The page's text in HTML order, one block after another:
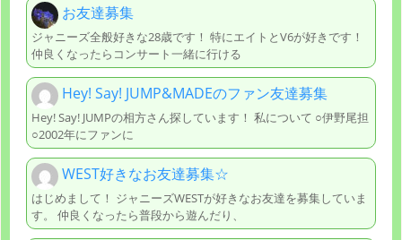
お友達募集
ジャニーズ全般好きな28歳です！ 特にエイトとV6が好きです！
仲良くなったらコンサート一緒に行ける
Hey! Say! JUMP&MADEのファン友達募集
Hey! Say! JUMPの相方さん探しています！ 私について ○伊野尾担
○2002年にファンに
WEST好きなお友達募集☆
はじめまして！ ジャニーズWESTが好きなお友達を募集していま
す。 仲良くなったら普段から遊んだり、